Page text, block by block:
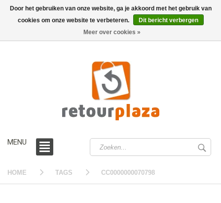
MENU
HOME TAGS CC0000000070798
Door het gebruiken van onze website, ga je akkoord met het gebruik van
cookies om onze website te verbeteren.
Dit bericht verbergen
Meer over cookies »